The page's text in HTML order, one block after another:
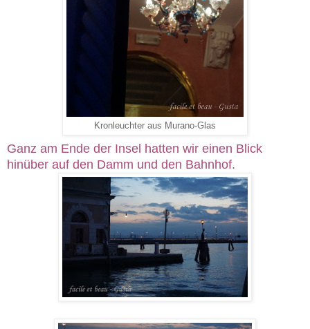
Kronleuchter aus Murano-Glas
Ganz am Ende der Insel hatten wir einen Blick
hinüber auf den Damm und den Bahnhof.